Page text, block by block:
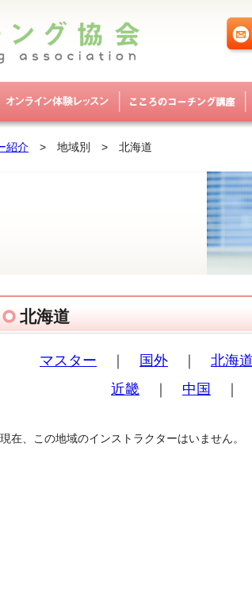
紹介 > 地域別 > 北海道
北海道
マスター 国外 北海道
近畿
中国
現在、この地域のインストラクターはいません。